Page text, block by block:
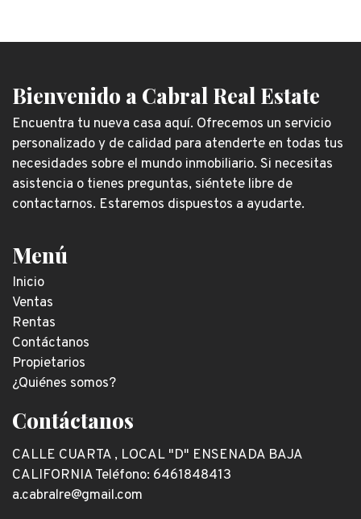
Bienvenido a Cabral Real Estate
Encuentra tu nueva casa aquí. Ofrecemos un servicio
personalizado y de calidad para atenderte en todas tus
necesidades sobre el mundo inmobiliario. Si necesitas
asistencia o tienes preguntas, siéntete libre de
contactarnos. Estaremos dispuestos a ayudarte.
Menú
Inicio
Ventas
Rentas
Contáctanos
Propietarios
¿Quiénes somos?
Contáctanos
CALLE CUARTA , LOCAL "D" ENSENADA BAJA
CALIFORNIA Teléfono: 6461848413
a.cabralre@gmail.com